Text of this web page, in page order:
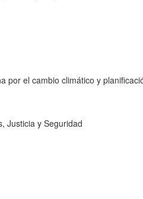
por el cambio climático y
Justicia y Seguridad